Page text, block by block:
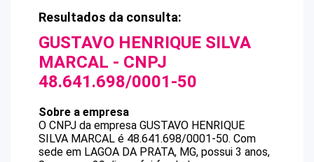
Resultados da consulta:
GUSTAVO HENRIQUE SILVA
MARCAL - CNPJ
48.641.698/0001-50
Sobre a empresa
O CNPJ da empresa GUSTAVO HENRIQUE
SILVA MARCAL é 48.641.698/0001-50. Com
sede em LAGOA DA PRATA, MG, possui 3 anos,